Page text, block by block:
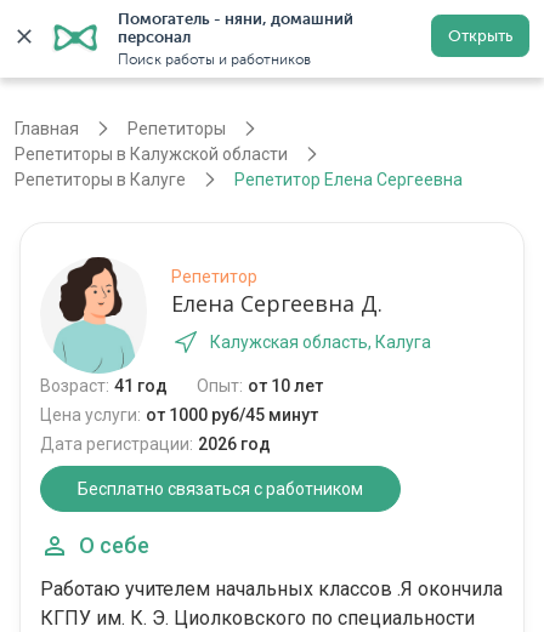
Помогатель - няни, домашний
персонал
Поиск работы и работников
Открыть
Регистрация
Главная
Репетиторы
Репетиторы в Калужской области
Репетиторы в Калуге
Репетитор Елена Сергеевна
Репетитор
Елена Сергеевна Д.
Калужская область, Калуга
Возраст: 41 год Опыт: от 10 лет
Цена услуги: от 1000 руб/45 минут
Дата регистрации: 2026 год
Бесплатно связаться с работником
О себе
Работаю учителем начальных классов .Я окончила
КГПУ им. К. Э. Циолковского по специальности